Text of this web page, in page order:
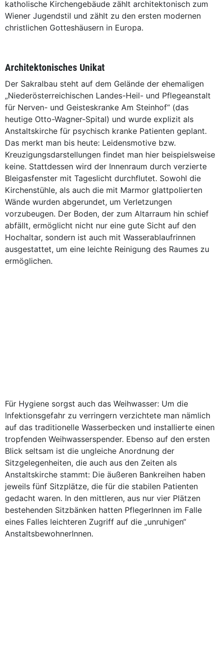
katholische Kirchengebäude zählt architektonisch zum
Wiener Jugendstil und zählt zu den ersten modernen
christlichen Gotteshäusern in Europa.
Architektonisches Unikat
Der Sakralbau steht auf dem Gelände der ehemaligen
„Niederösterreichischen Landes-Heil- und Pflegeanstalt
für Nerven- und Geisteskranke Am Steinhof“ (das
heutige Otto-Wagner-Spital) und wurde explizit als
Anstaltskirche für psychisch kranke Patienten geplant.
Das merkt man bis heute: Leidensmotive bzw.
Kreuzigungsdarstellungen findet man hier beispielsweise
keine. Stattdessen wird der Innenraum durch verzierte
Bleigasfenster mit Tageslicht durchflutet. Sowohl die
Kirchenstühle, als auch die mit Marmor glattpolierten
Wände wurden abgerundet, um Verletzungen
vorzubeugen. Der Boden, der zum Altarraum hin schief
abfällt, ermöglicht nicht nur eine gute Sicht auf den
Hochaltar, sondern ist auch mit Wasserablaufrinnen
ausgestattet, um eine leichte Reinigung des Raumes zu
ermöglichen.
Für Hygiene sorgst auch das Weihwasser: Um die
Infektionsgefahr zu verringern verzichtete man nämlich
auf das traditionelle Wasserbecken und installierte einen
tropfenden Weihwasserspender. Ebenso auf den ersten
Blick seltsam ist die ungleiche Anordnung der
Sitzgelegenheiten, die auch aus den Zeiten als
Anstaltskirche stammt: Die äußeren Bankreihen haben
jeweils fünf Sitzplätze, die für die stabilen Patienten
gedacht waren. In den mittleren, aus nur vier Plätzen
bestehenden Sitzbänken hatten PflegerInnen im Falle
eines Falles leichteren Zugriff auf die „unruhigen“
AnstaltsbewohnerInnen.